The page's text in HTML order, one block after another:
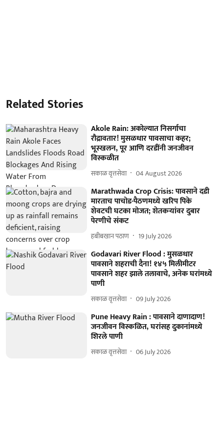
Related Stories
Akole Rain: अकोल्यात निसर्गाचा
रौद्रावतार! मुसळधार पावसाचा कहर;
भूस्खलन, पूर आणि दरडींनी जनजीवन
विस्कळीत
सकाळ वृत्तसेवा 04 August 2026
Marathwada Crop Crisis: पावसाने दडी
मारताच पाचोड-पैठणमध्ये खरिप पिके
शेवटची घटका मोजत; शेतकऱ्यांवर दुबार
पेरणीचे संकट
हबीबखान पठाण 19 July 2026
Godavari River Flood : मुसळधार
पावसाने शहराची दैना! १४५ मिलीमीटर
पावसाने शहर झाले तलावाचे, अनेक घरांमध्ये
पाणी
सकाळ वृत्तसेवा 09 July 2026
Pune Heavy Rain : पावसाने दाणादाण!
जनजीवन विस्कळित, घरांसह दुकानांमध्ये
शिरले पाणी
सकाळ वृत्तसेवा 06 July 2026